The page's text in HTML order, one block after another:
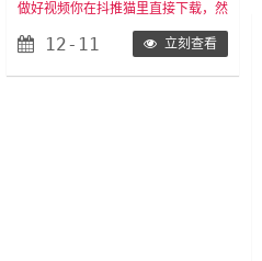
量？抖推猫邀请码：JK6DV8
做好视频你在抖推猫里直接下载，然
后在抖音直接发布，抖音不需要实
名，不要求粉丝数量，0粉丝就可以
做了，发出的时候不要求你能出单，
12-11 立刻查看